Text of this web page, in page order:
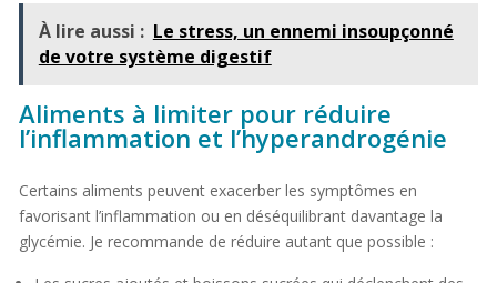
À lire aussi : Le stress, un ennemi insoupçonné
de votre système digestif
Aliments à limiter pour réduire
l’inflammation et l’hyperandrogénie
Certains aliments peuvent exacerber les symptômes en
favorisant l’inflammation ou en déséquilibrant davantage la
glycémie. Je recommande de réduire autant que possible :